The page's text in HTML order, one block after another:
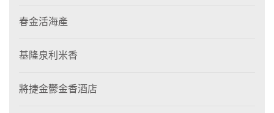
春金活海產
基隆泉利米香
將捷金鬱金香酒店